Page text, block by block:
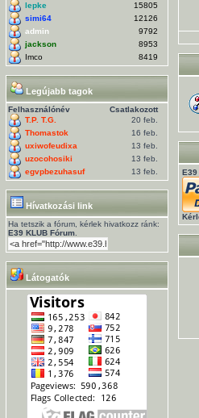
lepke
15805
simi64
12126
admin
9792
jackson
8953
Imco
8419
Legújabb tagok
Felhasználónév
Csatlakozott
T.P. T.G.
20 feb.
Thomastok
16 feb.
uxiwofeudixa
13 feb.
uzocohosiki
13 feb.
egvpbezuhasuf
13 feb.
Hívatkozási link
Ha tetszik a fórum, kérlek hivatkozz ránk:
E39 KLUB Fórum
Látogatók
E39